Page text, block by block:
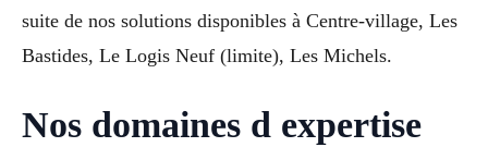
suite de nos solutions disponibles à Centre-village, Les
Bastides, Le Logis Neuf (limite), Les Michels.
Nos domaines d expertise